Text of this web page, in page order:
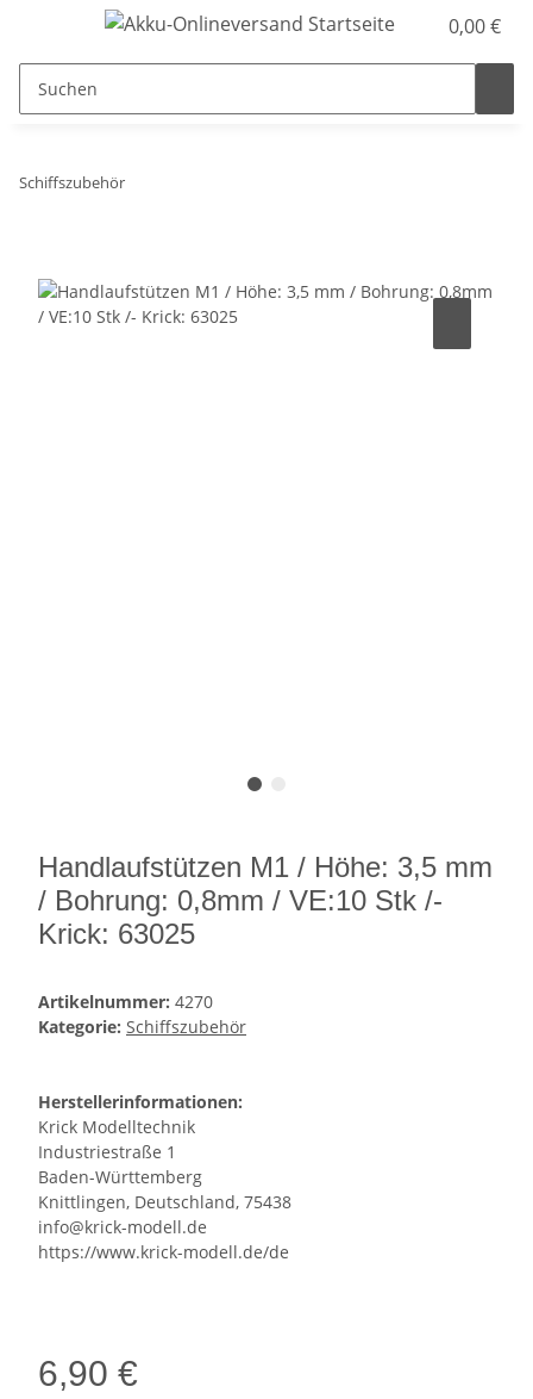
0,00 €
Schiffszubehör
Handlaufstützen M1 / Höhe: 3,5 mm
/ Bohrung: 0,8mm / VE:10 Stk /-
Krick: 63025
Artikelnummer: 4270
Kategorie: Schiffszubehör
Herstellerinformationen:
Krick Modelltechnik
Industriestraße 1
Baden-Württemberg
Knittlingen, Deutschland, 75438
info@krick-modell.de
https://www.krick-modell.de/de
6,90 €